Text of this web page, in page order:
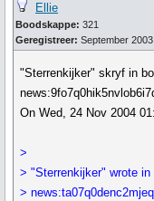
Ellie
Boodskappe: 321
Geregistreer: September 2003
"Sterrenkijker" skryf in
On Wed, 24 Nov 2004
>
> "Sterrenkijker" wrote in
>